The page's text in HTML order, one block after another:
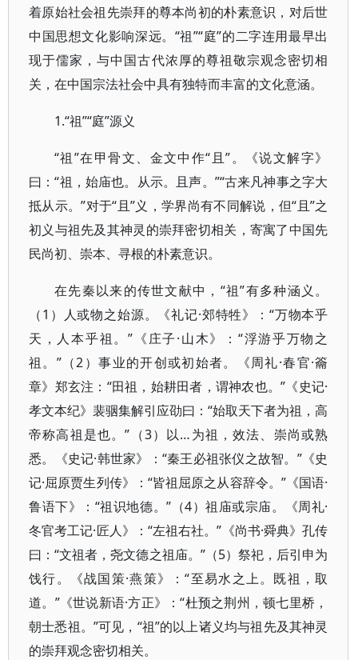
着原始社会祖先崇拜的尊本尚初的朴素意识，对后世
中国思想文化影响深远。“祖”“庭”的二字连用最早出
现于儒家，与中国古代浓厚的尊祖敬宗观念密切相
关，在中国宗法社会中具有独特而丰富的文化意涵。
1.“祖”“庭”源义
“祖”在甲骨文、金文中作“且”。《说文解字》
曰：“祖，始庙也。从示。且声。”“古来凡神事之字大
抵从示。”对于“且”义，学界尚有不同解说，但“且”之
初义与祖先及其神灵的崇拜密切相关，寄寓了中国先
民尚初、崇本、寻根的朴素意识。
在先秦以来的传世文献中，“祖”有多种涵义。
（1）人或物之始源。《礼记·郊特牲》：“万物本乎
天，人本乎祖。”《庄子·山木》：“浮游乎万物之
祖。”（2）事业的开创或初始者。《周礼·春官·籥
章》郑玄注：“田祖，始耕田者，谓神农也。”《史记·
孝文本纪》裴骃集解引应劭曰：“始取天下者为祖，高
帝称高祖是也。”（3）以…为祖，效法、崇尚或熟
悉。《史记·韩世家》：“秦王必祖张仪之故智。”《史
记·屈原贾生列传》：“皆祖屈原之从容辞令。”《国语·
鲁语下》：“祖识地德。”（4）祖庙或宗庙。《周礼·
冬官考工记·匠人》：“左祖右社。”《尚书·舜典》孔传
曰：“文祖者，尧文德之祖庙。”（5）祭祀，后引申为
饯行。《战国策·燕策》：“至易水之上。既祖，取
道。”《世说新语·方正》：“杜预之荆州，顿七里桥，
朝士悉祖。”可见，“祖”的以上诸义均与祖先及其神灵
的崇拜观念密切相关。